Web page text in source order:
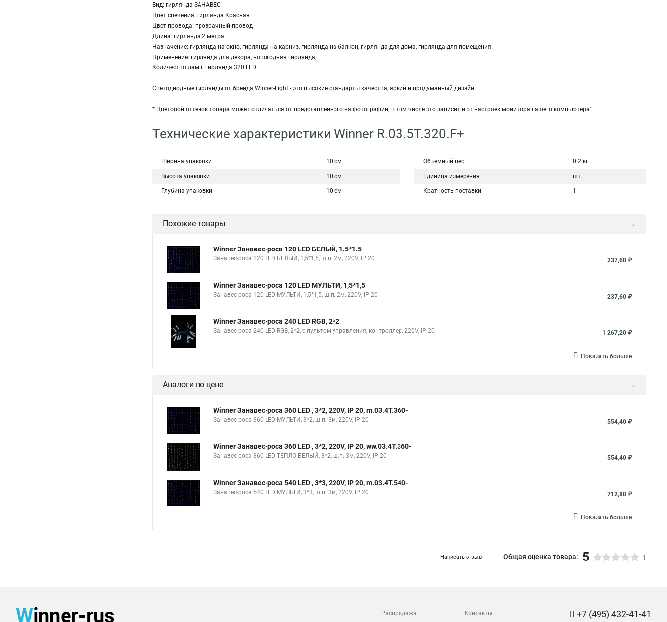
Вид: гирлянда ЗАНАВЕС
Цвет свечения: гирлянда Красная
Цвет провода: прозрачный провод
Длина: гирлянда 2 метра
Назначение: гирлянда на окно, гирлянда на карниз, гирлянда на балкон, гирлянда для дома, гирлянда для помещения.
Применение: гирлянда для декора, новогодняя гирлянда,
Количество ламп: гирлянда 320 LED
Светодиодные гирлянды от бренда Winner-Light - это высокие стандарты качества, яркий и продуманный дизайн.
* Цветовой оттенок товара может отличаться от представленного на фотографии; в том числе это зависит и от настроек монитора вашего компьютера"
Технические характеристики Winner R.03.5T.320.F+
Ширина упаковки 10 см
Высота упаковки 10 см
Глубина упаковки 10 см
Объемный вес 0.2 кг
Единица измерения шт.
Кратность поставки 1
Похожие товары
Winner Занавес-роса 120 LED БЕЛЫЙ, 1.5*1.5
Занавес-роса 120 LED БЕЛЫЙ, 1,5*1,5, ш.п. 2м, 220V, IP 20 237,60 ₽
Winner Занавес-роса 120 LED МУЛЬТИ, 1,5*1,5
Занавес-роса 120 LED МУЛЬТИ, 1,5*1,5, ш.п. 2м, 220V, IP 20 237,60 ₽
Winner Занавес-роса 240 LED RGB, 2*2
Занавес-роса 240 LED RGB, 2*2, c пультом управления, контроллер, 220V, IP 20 1 267,20 ₽
Показать больше
Аналоги по цене
Winner Занавес-роса 360 LED , 3*2, 220V, IP 20, m.03.4T.360-
Занавес-роса 360 LED МУЛЬТИ, 3*2, ш.п. 3м, 220V, IP 20 554,40 ₽
Winner Занавес-роса 360 LED , 3*2, 220V, IP 20, ww.03.4T.360-
Занавес-роса 360 LED ТЕПЛО-БЕЛЫЙ, 3*2, ш.п. 3м, 220V, IP 20 554,40 ₽
Winner Занавес-роса 540 LED , 3*3, 220V, IP 20, m.03.4T.540-
Занавес-роса 540 LED МУЛЬТИ, 3*3, ш.п. 3м, 220V, IP 20 712,80 ₽
Показать больше
Написать отзыв Общая оценка товара: 5 1
Распродажа
Контакты +7 (495) 432-41-41